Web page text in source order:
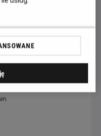
zasnąć. Czy jesteście